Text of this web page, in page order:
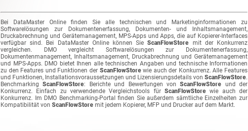
Bei DataMaster Online finden Sie alle technischen und Marketinginformationen zu
Softwarelösungen zur Dokumentenerfassung, Dokumenten- und Inhaltsmanagement,
Druckabrechnung und Gerätemanagement, MPS-Apps und Apps, die auf Kopierer-Interfaces
verfügbar sind. Bei DataMaster Online können SieScanFlowStore mit der Konkurrenz
vergleichen. DMO vergleicht Softwarelösungen zur Dokumentenerfassung,
Dokumentenmanagement, Inhaltsmanagement, Druckabrechnung und Gerätemanagement
und MPS-Apps. DMO bietet Ihnen alle technischen Angaben und technische Informationen
zu den Features und Funktionen der ScanFlowStorewie auch der Konkurrenz. Alle Features
und Funktionen, Installationsvoraussetzungen und Lizensierungsdetails von ScanFlowStore.
BenchmarkingScanFlowStore: Berichte und Bewertungen vonScanFlowStore und der
Konkurrenz. Einfach zu verwendende Vergleichstools für ScanFlowStore wie auch der
Konkurrenz. Im DMO Benchmarking-Portal finden Sie außerdem sämtliche Einzelheiten zur
Kompatibilität von ScanFlowStore mit jedem Kopierer, MFP und Drucker auf dem Markt.